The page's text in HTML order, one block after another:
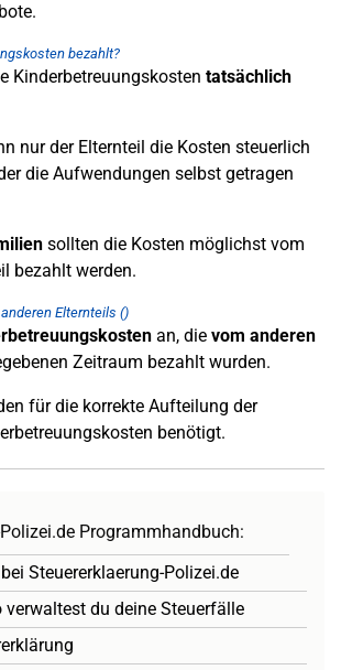
bezahlt?
Kinderbetreuungskosten tatsächlich
nur der Elternteil die Kosten steuerlich
die Aufwendungen selbst getragen
sollten die Kosten möglichst vom
bezahlt werden.
Elternteils ()
an, die vom anderen
Zeitraum bezahlt wurden.
für die korrekte Aufteilung der
benötigt.
Programmhandbuch:
Steuererklaerung-Polizei.de
verwaltest du deine Steuerfälle